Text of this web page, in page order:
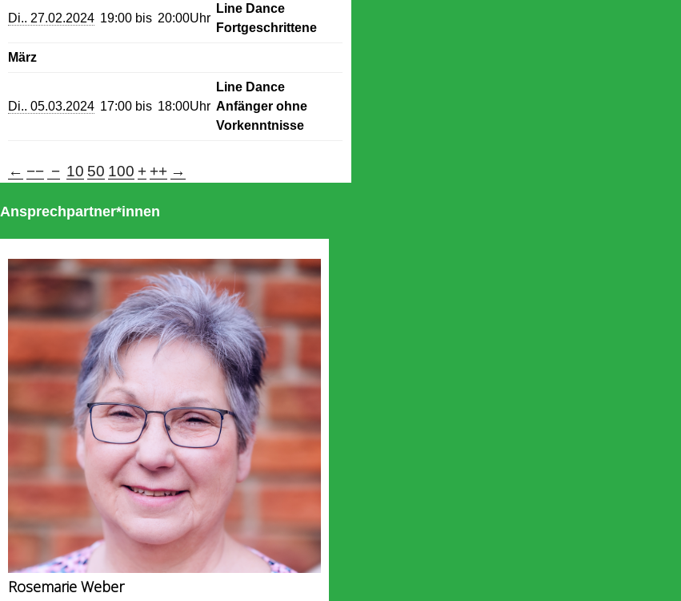
Di.. 27.02.2024 19:00 bis 20:00Uhr
Line Dance
Fortgeschrittene
März
Di.. 05.03.2024 17:00 bis 18:00Uhr
Line Dance
Anfänger ohne
Vorkenntnisse
← −− − 10 50 100 + ++ →
Ansprechpartner*innen
Rosemarie Weber